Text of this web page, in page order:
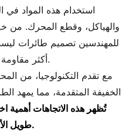
استخدام هذه المواد في
والهياكل، وقطع المحرك. من
للمهندسين تصميم طائرات
أكثر مقاومة للإجهادات الميكانيكية والتعب.
مع تقدم التكنولوجيا، من
الخفيفة المتقدمة، مما يمهد
تُظهر هذه الاتجاهات أهمية
طويل الأمد وسلامة في مجال الطيران.